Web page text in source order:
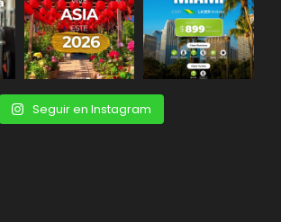
Seguir en Instagram